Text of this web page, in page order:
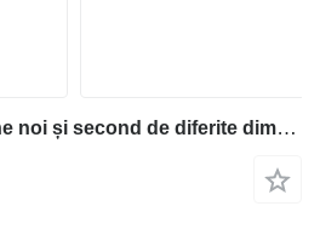
Anvelope stivuitor pline noi și second de diferite dimensiuni